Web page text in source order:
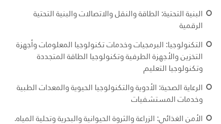
البنية التحتية: الطاقة والنقل والاتصالات والبنية التحتية
الرقمية
التكنولوجيا: البرمجيات وخدمات تكنولوجيا المعلومات وأجهزة
التخزين والأجهزة الطرفية وتكنولوجيا الطاقة المتجددة
وتكنولوجيا التعليم
الرعاية الصحية: الأدوية والتكنولوجيا الحيوية والمعدات الطبية
وخدمات المستشفيات
الأمن الغذائي: الزراعة والثروة الحيوانية والبحرية وتحلية المياه.